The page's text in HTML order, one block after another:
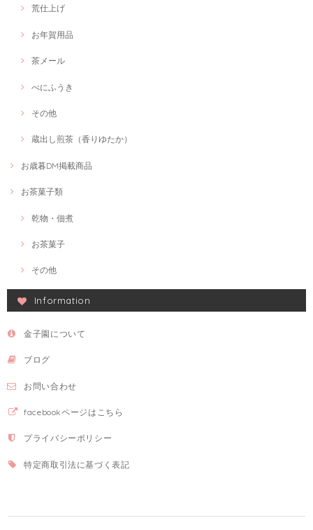
荒仕上げ
お年賀用品
茶メール
べにふうき
その他
蔵出し煎茶（香りゆたか）
お歳暮DM掲載商品
お茶菓子類
乾物・佃煮
お茶菓子
その他
Information
金子園について
ブログ
お問い合わせ
facebookページはこちら
プライバシーポリシー
特定商取引法に基づく表記